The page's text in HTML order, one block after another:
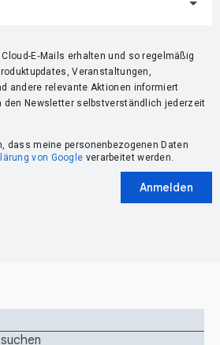
E‑Mails erhalten und so regelmäßig
Veranstaltungen,
andere relevante Aktionen informiert
den Newsletter selbstverständlich jederzeit
dass meine personenbezogenen Daten
von Google verarbeitet werden.
Anmelden